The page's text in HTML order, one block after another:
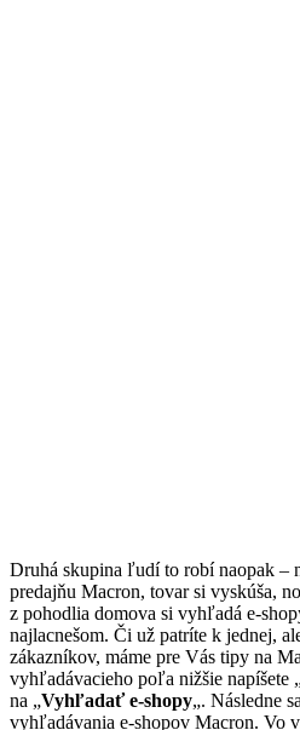
Druhá skupina ľudí to robí naopak –
predajňu Macron, tovar si vyskúša,
z pohodlia domova si vyhľadá e-
najlacnešom. Či už patríte k jednej,
zákazníkov, máme pre Vás tipy na
vyhľadávacieho poľa nižšie napíšete
na „Vyhľadať e-shopy„. Následne
vyhľadávania e-shopov Macron. Vo